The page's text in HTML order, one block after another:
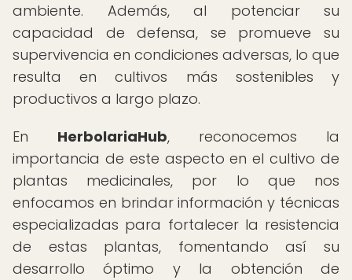
ambiente. Además, al potenciar su
capacidad de defensa, se promueve su
supervivencia en condiciones adversas, lo que
resulta en cultivos más sostenibles y
productivos a largo plazo.
En HerbolariaHub, reconocemos la
importancia de este aspecto en el cultivo de
plantas medicinales, por lo que nos
enfocamos en brindar información y técnicas
especializadas para fortalecer la resistencia
de estas plantas, fomentando así su
desarrollo óptimo y la obtención de